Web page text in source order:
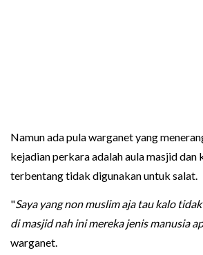
Namun ada pula warganet yang
kejadian perkara adalah aula masjid dan
terbentang tidak digunakan untuk salat.
"Saya yang non muslim aja tau kalo
di masjid nah ini mereka jenis manusia
warganet.